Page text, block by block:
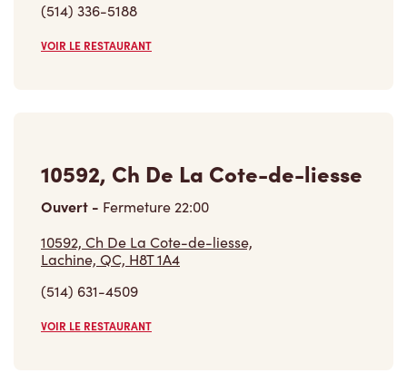
(514) 336-5188
VOIR LE RESTAURANT
10592, Ch De La Cote-de-liesse
Ouvert - Fermeture22:00
10592, Ch De La Cote-de-liesse,
Lachine, QC, H8T 1A4
(514) 631-4509
VOIR LE RESTAURANT